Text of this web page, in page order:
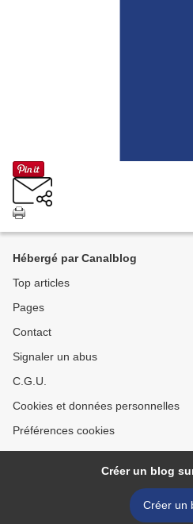
Hébergé par Canalblog
Top articles
Pages
Contact
Signaler un abus
C.G.U.
Cookies et données personnelles
Préférences cookies
Créer un blog
Créer un